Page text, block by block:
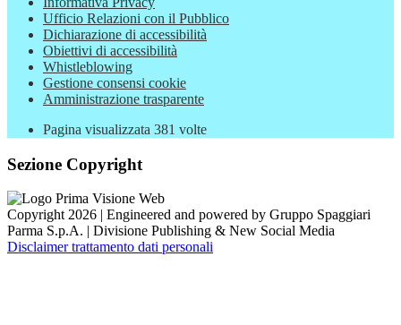
Ufficio Relazioni con il Pubblico
Dichiarazione di accessibilità
Obiettivi di accessibilità
Whistleblowing
Gestione consensi cookie
Amministrazione trasparente
Pagina visualizzata 381 volte
Sezione Copyright
Copyright 2026 | Engineered and powered by Gruppo Spaggiari
Parma S.p.A. | Divisione Publishing & New Social Media
Disclaimer trattamento dati personali